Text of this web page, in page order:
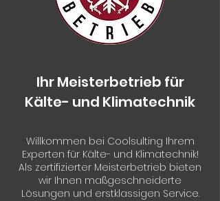
Ihr Meisterbetrieb für
Kälte- und Klimatechnik
Willkommen bei Coolsulting Ihrem
Experten für Kälte- und Klimatechnik!
Als zertifizierter Meisterbetrieb bieten
wir Ihnen maßgeschneiderte
Lösungen und erstklassigen Service.